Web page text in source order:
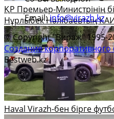
ҚР Премьер-Министрінің
Нұрлыбек Нәлібаевтың
Haval Virazh-бен бірге
Email:info@virazh.kz
© Copyright "Вираж" 1995-
Создание корпоративного
Bestweb.kz